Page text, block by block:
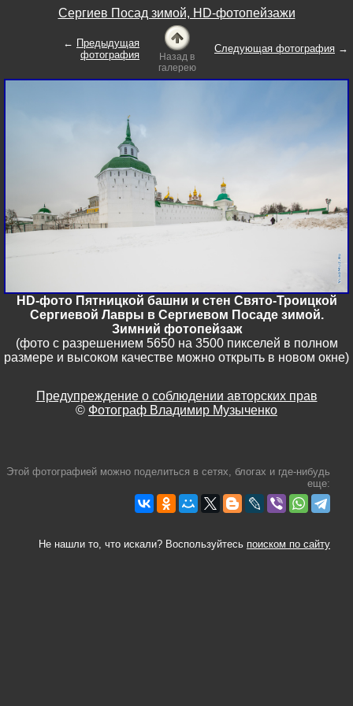
Сергиев Посад зимой, HD-фотопейзажи
← Предыдущая
фотография
Назад в
галерею
Следующая фотография →
HD-фото Пятницкой башни и стен Свято-Троицкой
Сергиевой Лавры в Сергиевом Посаде зимой.
Зимний фотопейзаж
(фото с разрешением 5650 на 3500 пикселей в полном
размере и высоком качестве можно открыть в новом окне)
Предупреждение о соблюдении авторских прав
© Фотограф Владимир Музыченко
Этой фотографией можно поделиться в сетях, блогах и где-нибудь
еще:
Не нашли то, что искали? Воспользуйтесь поиском по сайту